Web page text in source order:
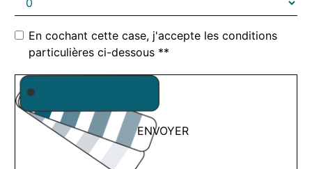
En cochant cette case, j'accepte les conditions
particulières ci-dessous **
ENVOYER